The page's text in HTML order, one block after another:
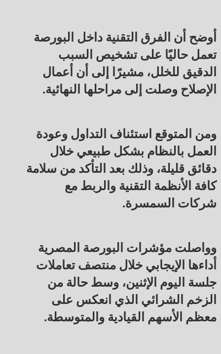
أوضح أن الفرق التقنية داخل البورصة
تعمل حاليًا على تشخيص السبب
الدقيق للخلل، مشيرًا إلى أن أعمال
الإصلاح وصلت إلى مراحلها النهائية.
ومن المتوقع استئناف التداول وعودة
العمل بالنظام بشكل طبيعي خلال
دقائق قليلة، وذلك بعد التأكد من سلامة
كافة الأنظمة التقنية والربط مع
شركات السمسرة.
وواصلت مؤشرات البورصة المصرية
أداءها الإيجابي خلال منتصف تعاملات
جلسة اليوم الإثنين، وسط حالة من
الزخم الشرائي الذي انعكس على
معظم الأسهم القيادية والمتوسطة.